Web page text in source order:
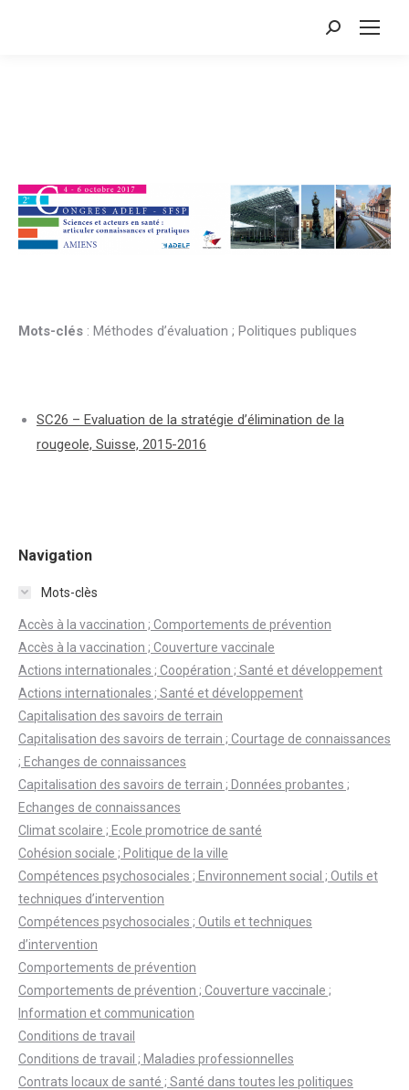
Search:
Mots-clés : Méthodes d’évaluation ; Politiques publiques
SC26 – Evaluation de la stratégie d’élimination de la
rougeole, Suisse, 2015-2016
Navigation
Mots-clès
Accès à la vaccination ; Comportements de prévention
Accès à la vaccination ; Couverture vaccinale
Actions internationales ; Coopération ; Santé et développement
Actions internationales ; Santé et développement
Capitalisation des savoirs de terrain
Capitalisation des savoirs de terrain ; Courtage de connaissances
; Echanges de connaissances
Capitalisation des savoirs de terrain ; Données probantes ;
Echanges de connaissances
Climat scolaire ; Ecole promotrice de santé
Cohésion sociale ; Politique de la ville
Compétences psychosociales ; Environnement social ; Outils et
techniques d’intervention
Compétences psychosociales ; Outils et techniques
d’intervention
Comportements de prévention
Comportements de prévention ; Couverture vaccinale ;
Information et communication
Conditions de travail
Conditions de travail ; Maladies professionnelles
Contrats locaux de santé ; Santé dans toutes les politiques